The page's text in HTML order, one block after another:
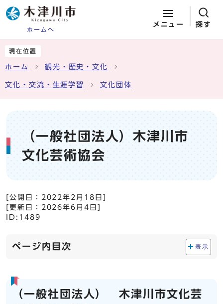
ホームへ
メニュー 探す
現在位置
ホーム 観光・歴史・文化
文化・交流・生涯学習 文化団体
（一般社団法人）木津川市
文化芸術協会
[公開日： 2022年2月18日
[更新日： 2026年6月4日
ID:1489
ページ内目次 表示
（一般社団法人） 木津川市文化芸